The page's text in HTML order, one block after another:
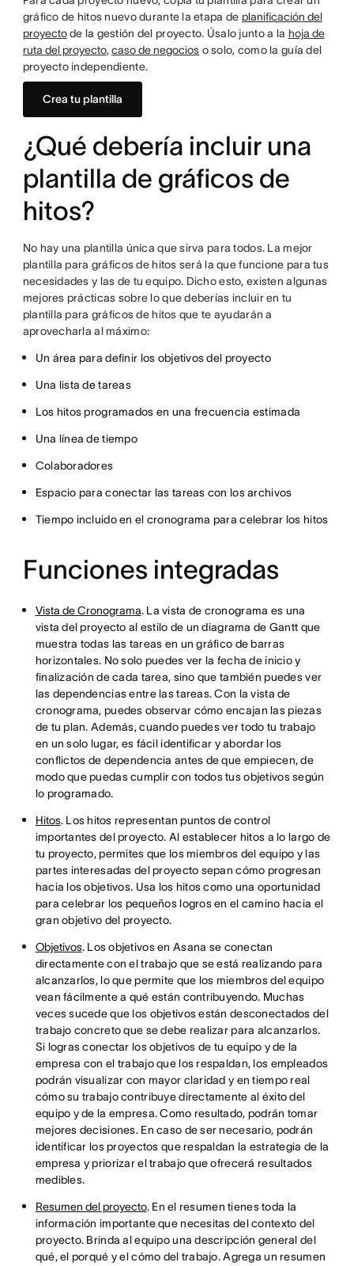
gráfico de hitos nuevo durante la etapa de planificación del
proyectode la gestión del proyecto. Úsalo junto a la hoja de
ruta del proyecto,caso de negocios o solo, como la guía del
proyecto independiente.
Crea tu plantilla
¿Qué debería incluir una
plantilla de gráficos de
hitos?
No hay una plantilla única que sirva para todos. La mejor
plantilla para gráficos de hitos será la que funcione para tus
necesidades y las de tu equipo. Dicho esto, existen algunas
mejores prácticas sobre lo que deberías incluir en tu
plantilla para gráficos de hitos que te ayudarán a
aprovecharla al máximo:
Un área para definir los objetivos del proyecto
Una lista de tareas
Los hitos programados en una frecuencia estimada
Una línea de tiempo
Colaboradores
Espacio para conectar las tareas con los archivos
Tiempo incluido en el cronograma para celebrar los hitos
Funciones integradas
Vista de Cronograma. La vista de cronograma es una
vista del proyecto al estilo de un diagrama de Gantt que
muestra todas las tareas en un gráfico de barras
horizontales. No solo puedes ver la fecha de inicio y
finalización de cada tarea, sino que también puedes ver
las dependencias entre las tareas. Con la vista de
cronograma, puedes observar cómo encajan las piezas
de tu plan. Además, cuando puedes ver todo tu trabajo
en un solo lugar, es fácil identificar y abordar los
conflictos de dependencia antes de que empiecen, de
modo que puedas cumplir con todos tus objetivos según
lo programado.
Hitos. Los hitos representan puntos de control
importantes del proyecto. Al establecer hitos a lo largo de
tu proyecto, permites que los miembros del equipo y las
partes interesadas del proyecto sepan cómo progresan
hacia los objetivos. Usa los hitos como una oportunidad
para celebrar los pequeños logros en el camino hacia el
gran objetivo del proyecto.
Objetivos. Los objetivos en Asana se conectan
directamente con el trabajo que se está realizando para
alcanzarlos, lo que permite que los miembros del equipo
vean fácilmente a qué están contribuyendo. Muchas
veces sucede que los objetivos están desconectados del
trabajo concreto que se debe realizar para alcanzarlos.
Si logras conectar los objetivos de tu equipo y de la
empresa con el trabajo que los respaldan, los empleados
podrán visualizar con mayor claridad y en tiempo real
cómo su trabajo contribuye directamente al éxito del
equipo y de la empresa. Como resultado, podrán tomar
mejores decisiones. En caso de ser necesario, podrán
identificar los proyectos que respaldan la estrategia de la
empresa y priorizar el trabajo que ofrecerá resultados
medibles.
Resumen del proyecto. En el resumen tienes toda la
información importante que necesitas del contexto del
proyecto. Brinda al equipo una descripción general del
qué, el porqué y el cómo del trabajo. Agrega un resumen